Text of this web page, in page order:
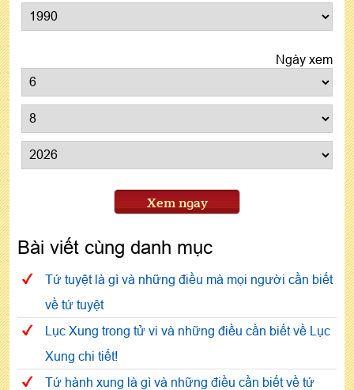
Ngày xem
Xem ngay
Bài viết cùng danh mục
Tứ tuyệt là gì và những điều mà mọi người cần biết
về tứ tuyệt
Lục Xung trong tử vi và những điều cần biết về Lục
Xung chi tiết!
Tứ hành xung là gì và những điều cần biết về tứ